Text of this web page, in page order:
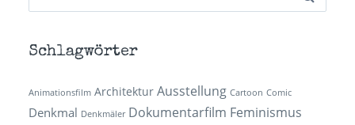
nach:
Schlagwörter
Animationsfilm Architektur Ausstellung Cartoon Comic
Denkmal Denkmäler Dokumentarfilm Feminismus